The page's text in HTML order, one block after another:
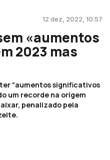
12 dez, 2022, 10:57
«aumentos
2023 mas
“aumentos significativos
um recorde na origem
penalizado pela